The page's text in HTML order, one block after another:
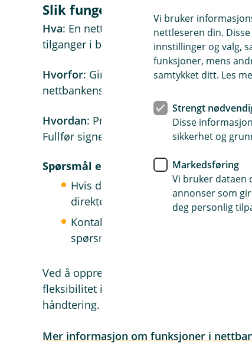
Slik fungerer
Hva: En nettbankadministrator er
tilganger i bedriftens nettbank.
Hvorfor: Gir fleksibilitet i å styre hvem
nettbankens funksjoner.
Hvordan: Prosessen starter ved å følge
Fullfør signeringen for å bekrefte
Spørsmål eller bekymringer?
Hvis du mener at den oppgitte
direkte slik at vi kan oppdatere til
Kontakt oss også dersom du er
spørsmål.
Ved å opprette en nettbankadministrator
fleksibilitet i nettbanken, noe som bidrar
håndtering.
Mer informasjon om funksjoner i
Vi bruker
nettleseren din.
innstillinger og valg,
funksjoner, mens
samtykket ditt. Les
Strengt
Disse
sikkerhet og
Markedsføring
Vi bruker dataen
annonser som
deg personlig